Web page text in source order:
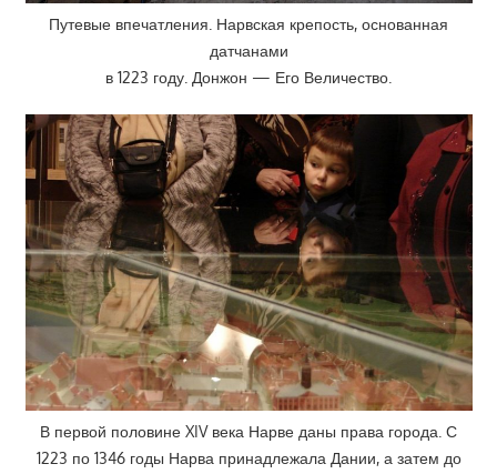
Путевые впечатления. Нарвская крепость, основанная
датчанами
в 1223 году. Донжон — Его Величество.
В первой половине XIV века Нарве даны права города. С
1223 по 1346 годы Нарва принадлежала Дании, а затем до